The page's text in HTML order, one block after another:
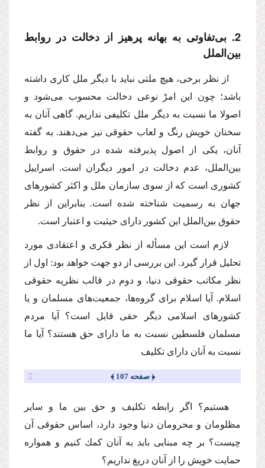
2. بى‌تفاوتى به بهانه پرهیز از دخالت در روابط
بین‌الملل
از نظر برخى، هیچ ملتى نباید با دیگر ملل كارى داشته
باشد؛ چون این امرْ نوعى دخالت محسوب مى‌شود و
اصولا ما نسبت به دیگر ملل تكلیفى نداریم. گاهى آنان به
سخنان خویش رنگ و لعاب حقوقى نیز مى‌دهند. به گفته
آنان، یكى از اصول پذیرفته شده در حقوق و روابط
بین‌الملل، عدم دخالت در امور دیگران است. اسراییل
كشورى است كه از سوى سازمان ملل و اكثر كشورهاى
جهان به رسمیت شناخته شده است. بنابراین از نظر
حقوق بین‌الملل این كشور داراى حیثیت و اعتبار است.
لازم است این مسأله از نظر فكرى و اعتقادى مورد
تحلیل قرار گیرد. این بررسى از دو جهت خواهد بود: اول از
نظر مكاتب حقوقى دنیا، و دوم در قالب نظریه حقوقى
اسلام. آیا اسلام براى گروه‌ها، جمعیت‌هاى مسلمان و یا
كشورهاى اسلامى دیگر حقى قایل است؟ آیا مردم
مسلمان فلسطین نسبت به ما داراى حق هستند؟ آیا ما
نسبت به آنان داراى تكلیف
﴿ صفحه 107 ﴾
هستیم؟ اگر رابطه تكلیف و حق بین ما و سایر
مظلومان و محرومان دنیا وجود دارد، اساس حقوقى آن
چیست؟ بر چه مبنایى باید به آنان كمك كنیم و همواره
حمایت خویش را از آنان دریغ نداریم؟